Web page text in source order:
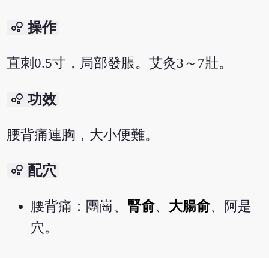
bubble_chart 操作
直刺0.5寸，局部發脹。艾灸3～7壯。
bubble_chart 功效
腰背痛連胸，大小便難。
bubble_chart 配穴
腰背痛：團崗、 腎俞、 大腸俞、阿是
穴。